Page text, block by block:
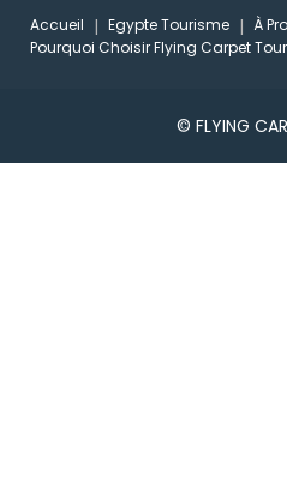
Accueil Egypte Tourisme
À
Pourquoi Choisir Flying Carpet
© FLYING